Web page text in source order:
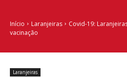
Início Laranjeiras
Covid-19:
vacinação
Laranjeiras